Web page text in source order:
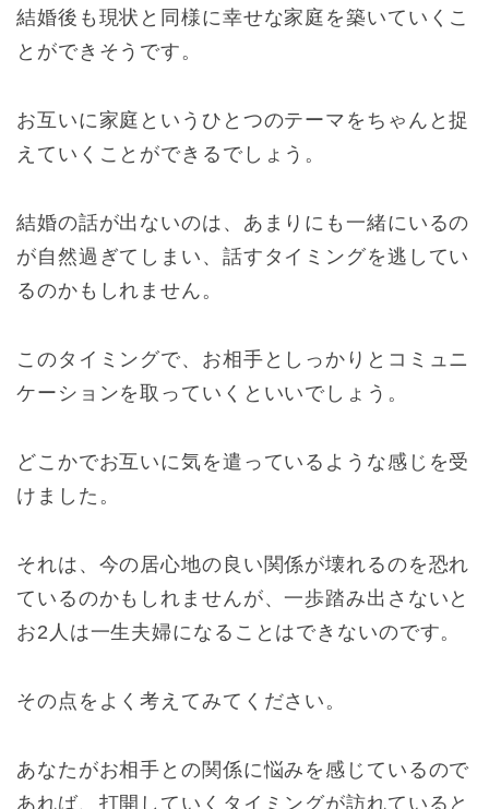
結婚後も現状と同様に幸せな家庭を築いていくこ
とができそうです。
お互いに家庭というひとつのテーマをちゃんと捉
えていくことができるでしょう。
結婚の話が出ないのは、あまりにも一緒にいるの
が自然過ぎてしまい、話すタイミングを逃してい
るのかもしれません。
このタイミングで、お相手としっかりとコミュニ
ケーションを取っていくといいでしょう。
どこかでお互いに気を遣っているような感じを受
けました。
それは、今の居心地の良い関係が壊れるのを恐れ
ているのかもしれませんが、一歩踏み出さないと
お2人は一生夫婦になることはできないのです。
その点をよく考えてみてください。
あなたがお相手との関係に悩みを感じているので
あれば、打開していくタイミングが訪れていると